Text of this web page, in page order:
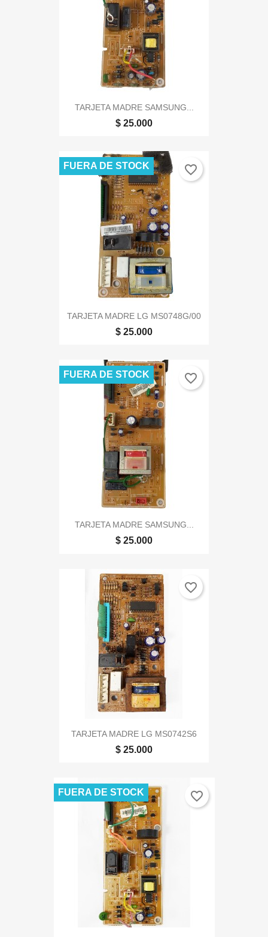
TARJETA MADRE SAMSUNG...
$ 25.000
TARJETA MADRE LG MS0748G/00
$ 25.000
FUERA DE STOCK favorite_border
TARJETA MADRE SAMSUNG...
$ 25.000
FUERA DE STOCK favorite_border
TARJETA MADRE LG MS0742S6
$ 25.000
favorite_border
FUERA DE STOCK favorite_border